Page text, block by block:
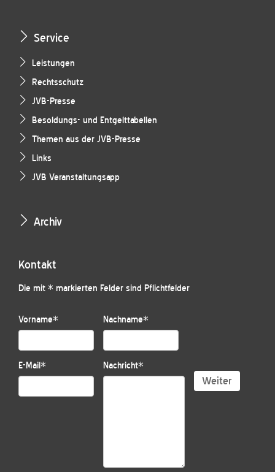
Service
Leistungen
Rechtsschutz
JVB-Presse
Besoldungs- und Entgelttabellen
Themen aus der JVB-Presse
Links
JVB Veranstaltungsapp
Archiv
Kontakt
Die mit * markierten Felder sind Pflichtfelder
Vorname* Nachname*
E-Mail* Nachricht*
Weiter